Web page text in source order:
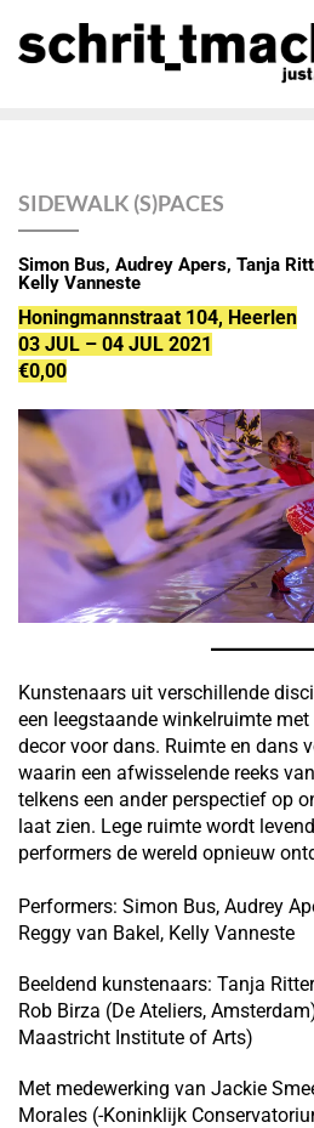
SIDEWALK (S)PACES
Simon Bus, Audrey Apers, Tanja
Kelly Vanneste
Honingmannstraat 104, Heerlen
03 JUL – 04 JUL 2021
€0,00
Kunstenaars uit verschillende
een leegstaande winkelruimte
decor voor dans. Ruimte en dans
waarin een afwisselende reeks
telkens een ander perspectief op
laat zien. Lege ruimte wordt
performers de wereld opnieuw
Performers: Simon Bus, Audrey
Reggy van Bakel, Kelly Vanneste
Beeldend kunstenaars: Tanja
Rob Birza (De Ateliers,
Maastricht Institute of Arts)
Met medewerking van Jackie
Morales (-Koninklijk